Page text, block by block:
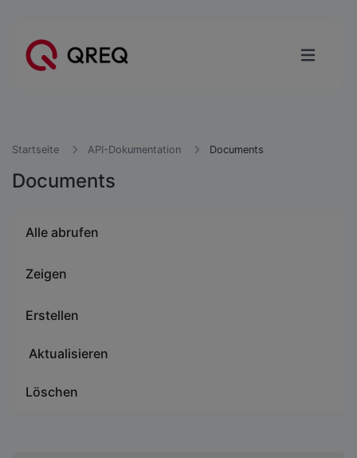
Startseite API-Dokumentation Documents
Documents
Alle abrufen
Zeigen
Erstellen
Aktualisieren
Löschen